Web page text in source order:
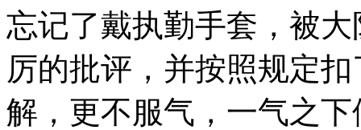
忘记了戴执勤手套，被
厉的批评，并按照规定
解，更不服气，一气之